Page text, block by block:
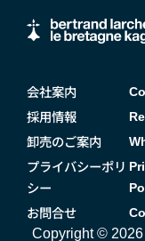
会社案内
採用情報
卸売のご案内
プライバシーポリ
シー
お問合せ
Copyright ©